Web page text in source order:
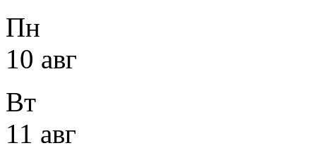
Пн
10 авг
Вт
11 авг